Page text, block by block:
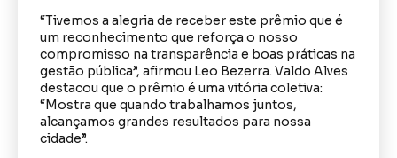
“Tivemos a alegria de receber este prêmio que é
um reconhecimento que reforça o nosso
compromisso na transparência e boas práticas na
gestão pública”, afirmou Leo Bezerra. Valdo Alves
destacou que o prêmio é uma vitória coletiva:
“Mostra que quando trabalhamos juntos,
alcançamos grandes resultados para nossa
cidade”.